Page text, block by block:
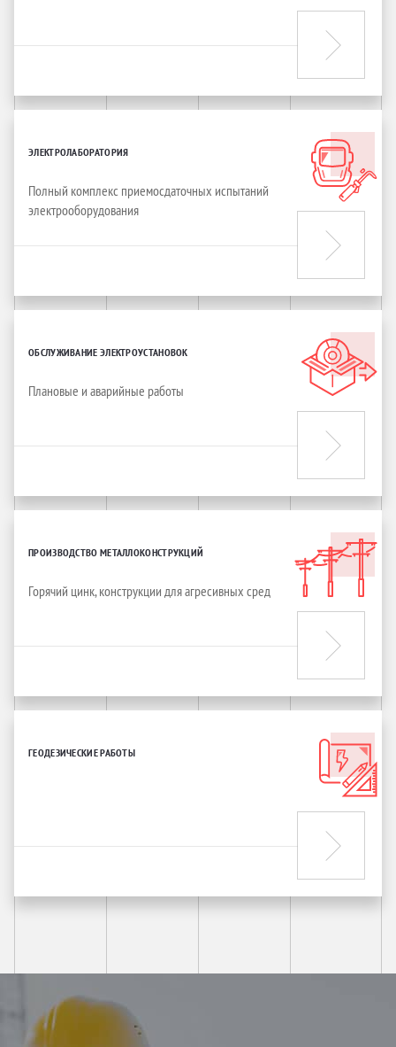
ЭЛЕКТРОЛАБОРАТОРИЯ
Полный комплекс приемосдаточных испытаний
электрооборудования
ОБСЛУЖИВАНИЕ ЭЛЕКТРОУСТАНОВОК
Плановые и аварийные работы
ПРОИЗВОДСТВО МЕТАЛЛОКОНСТРУКЦИЙ
Горячий цинк, конструкции для агресивных сред
ГЕОДЕЗИЧЕСКИЕ РАБОТЫ